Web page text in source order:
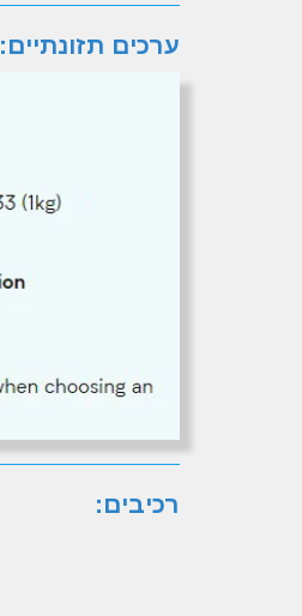
ערכים תזונתיים:
רכיבים: